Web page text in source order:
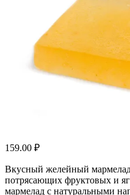
159.00 ₽
Вкусный желейный
потрясающих фруктовых и
мармелад с натуральными